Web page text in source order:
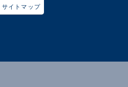
サイトマップ